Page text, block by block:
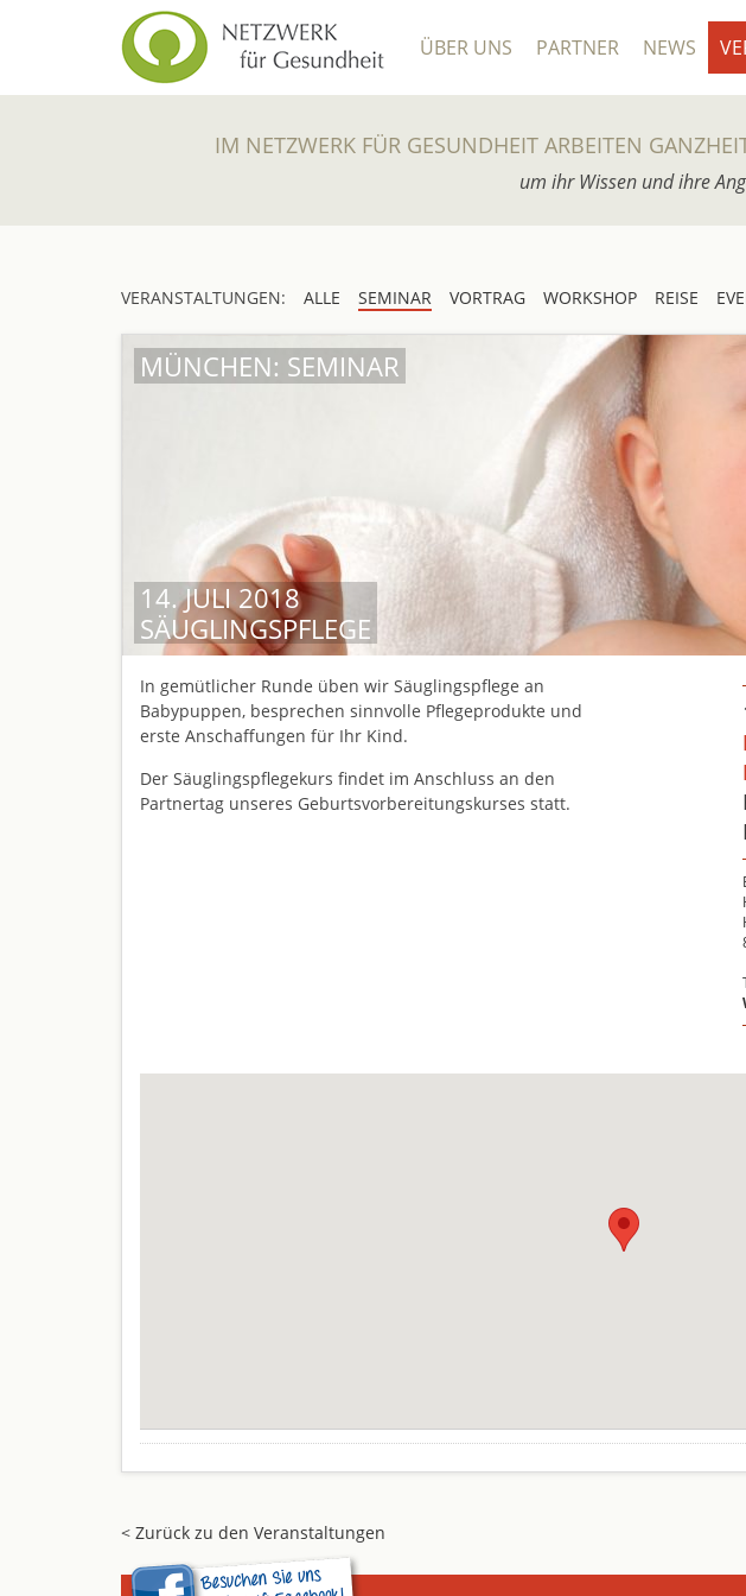
ÜBER UNS PARTNER NEWS
IM NETZWERK FÜR GESUNDHEIT ARBEITEN
um ihr Wissen und ihre
VERANSTALTUNGEN: ALLE SEMINAR VORTRAG WORKSHOP REISE
14. JULI 2018
SÄUGLINGSPFLEGE
MÜNCHEN: SEMINAR
In gemütlicher Runde üben wir Säuglingspflege an
Babypuppen, besprechen sinnvolle Pflegeprodukte und
erste Anschaffungen für Ihr Kind.
Der Säuglingspflegekurs findet im Anschluss an den
Partnertag unseres Geburtsvorbereitungskurses statt.
< Zurück zu den Veranstaltungen